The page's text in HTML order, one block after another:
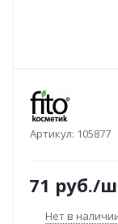
Артикул: 105877
71 руб./
Нет в